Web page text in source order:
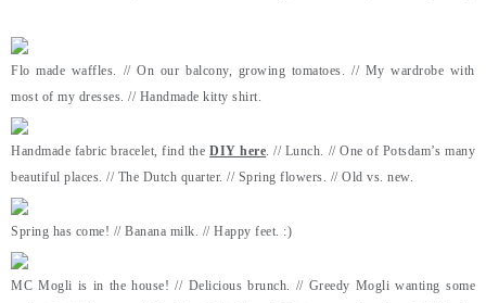
Flo made waffles. // On our balcony, growing tomatoes. // My wardrobe with
most of my dresses. // Handmade kitty shirt.
Handmade fabric bracelet, find theDIY here. // Lunch. // One of Potsdam’s many
beautiful places. // The Dutch quarter. // Spring flowers. // Old vs. new.
Spring has come! // Banana milk. // Happy feet. :)
MC Mogli is in the house! // Delicious brunch. // Greedy Mogli wanting some